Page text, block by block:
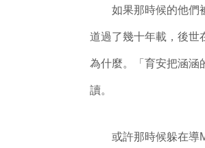
如果那時候的他們
道過了幾十年載，後世
為什麼。「育安把涵涵
讀。
或許那時候躲在導